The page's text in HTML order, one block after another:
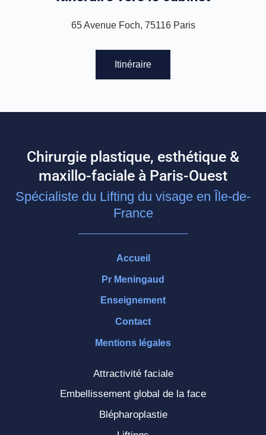
65 Avenue Foch, 75116 Paris
Itinéraire
Chirurgie plastique, esthétique &
maxillo-faciale à Paris-Ouest
Spécialiste du Lifting du visage en Île-de-
France
Accueil
Pr Meningaud
Enseignement
Contact
Mentions légales
Attractivité faciale
Embellissement global de la face
Blépharoplastie